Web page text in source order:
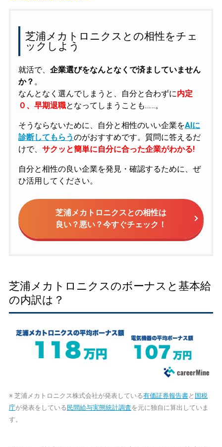
芝浦メカトロニクスとの相性をチェ
ックしよう
就活で、 企業選びをなんとなくで済ましていません
か？ 。
なんとなく選んでしまうと、自分と合わずに内定
０、早期退職となってしまうことも……。
そうならないために、自分と相性のいい企業をAIに
診断してもらうのがおすすめです。質問に答えるだ
けで、 サクッと簡単に自分に合った企業がわかる!
自分と相性の良い企業を発見・確認するために、ぜ
ひ活用してください。
芝浦メカトロニクスとの相性は
良い？悪い？今すぐチェック！
芝浦メカトロニクスのボーナスと基本給
の内訳は？
※ 芝浦メカトロニクス株式会社が発表している有価証券報告書と 国税
庁が発表をしている 民間給与実態統計調査を元に独自に算出していま
す。